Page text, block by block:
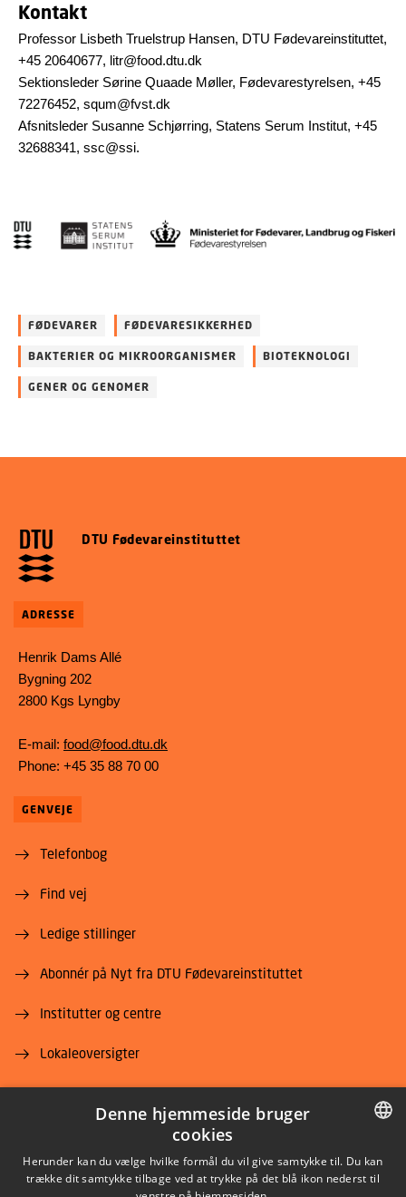
Kontakt
Professor Lisbeth Truelstrup Hansen, DTU Fødevareinstituttet,
+45 20640677, litr@food.dtu.dk
Sektionsleder Sørine Quaade Møller, Fødevarestyrelsen, +45
72276452, squm@fvst.dk
Afsnitsleder Susanne Schjørring, Statens Serum Institut, +45
32688341, ssc@ssi.
FØDEVARER FØDEVARESIKKERHED
BAKTERIER OG MIKROORGANISMER BIOTEKNOLOGI
GENER OG GENOMER
DTU Fødevareinstituttet
ADRESSE
Henrik Dams Allé
Bygning 202
2800 Kgs Lyngby
E-mail: food@food.dtu.dk
Phone: +45 35 88 70 00
GENVEJE
Telefonbog
Find vej
Ledige stillinger
Abonnér på Nyt fra DTU Fødevareinstituttet
Institutter og centre
Lokaleoversigter
DANISH
Denne hjemmeside bruger
cookies
Herunder kan du vælge hvilke formål du vil give samtykke til. Du kan
trække dit samtykke tilbage ved at trykke på det blå ikon nederst til